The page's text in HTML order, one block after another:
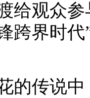
给观众
跨界时代”
的传说